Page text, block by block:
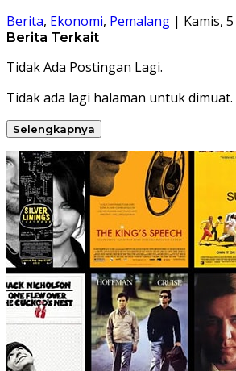
Berita, Ekonomi, Pemalang | Kamis,
Berita Terkait
Tidak Ada Postingan Lagi.
Tidak ada lagi halaman untuk dimuat.
Selengkapnya